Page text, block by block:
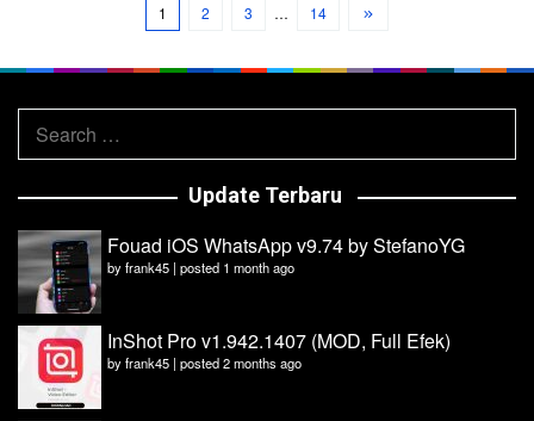
1 2 3 … 14
Search
for:
Update Terbaru
Fouad iOS WhatsApp v9.74 by StefanoYG
byfrank45 | posted 1 month ago
InShot Pro v1.942.1407 (MOD, Full Efek)
byfrank45 | posted 2 months ago